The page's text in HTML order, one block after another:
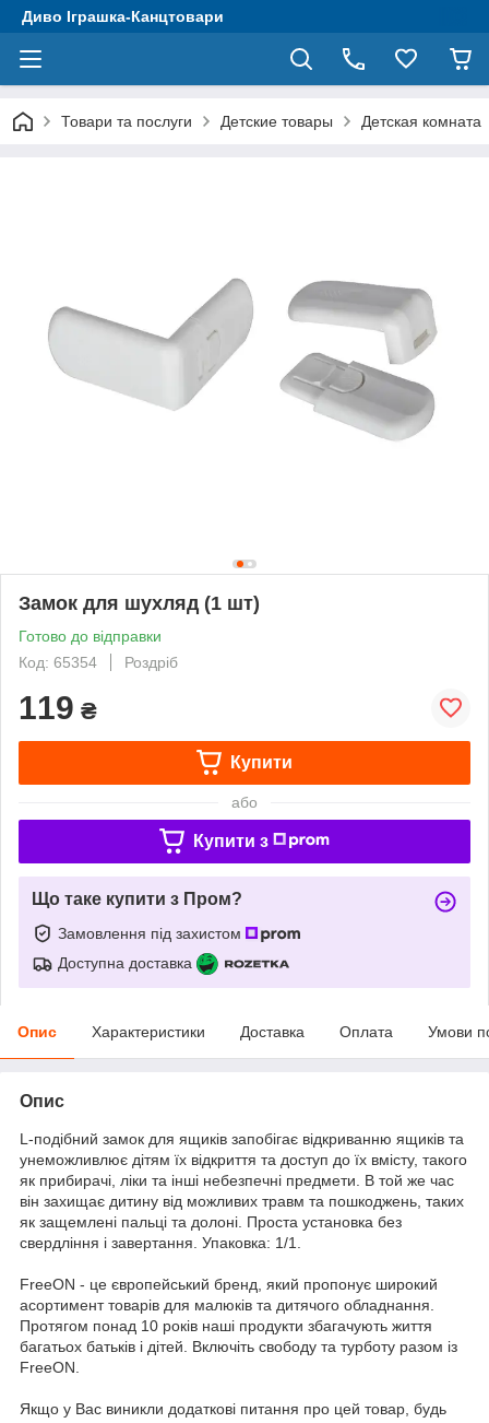
Диво Іграшка-Канцтовари
Товари та послуги Детские товары Детская комната
Замок для шухляд (1 шт)
Готово до відправки
Код: 65354
Роздріб
119 ₴
Купити
або
Купити з
Що таке купити з Пром?
Замовлення під захистом
Доступна доставка
Опис Характеристики Доставка Оплата Умови
Опис
L-подібний замок для ящиків запобігає відкриванню ящиків та
унеможливлює дітям їх відкриття та доступ до їх вмісту, такого
як прибирачі, ліки та інші небезпечні предмети. В той же час
він захищає дитину від можливих травм та пошкоджень, таких
як защемлені пальці та долоні. Проста установка без
свердління і завертання. Упаковка: 1/1.
FreeON - це європейський бренд, який пропонує широкий
асортимент товарів для малюків та дитячого обладнання.
Протягом понад 10 років наші продукти збагачують життя
багатьох батьків і дітей. Включіть свободу та турботу разом із
FreeON.
Якщо у Вас виникли додаткові питання про цей товар, будь